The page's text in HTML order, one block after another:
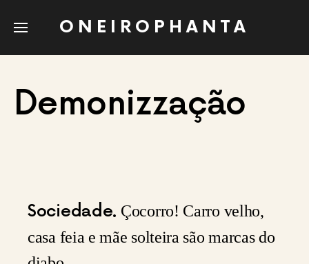
ONEIROPHANTA
Demonizzação
Sociedade Çocorro! Carro velho,
casa feia e mãe solteira são marcas do